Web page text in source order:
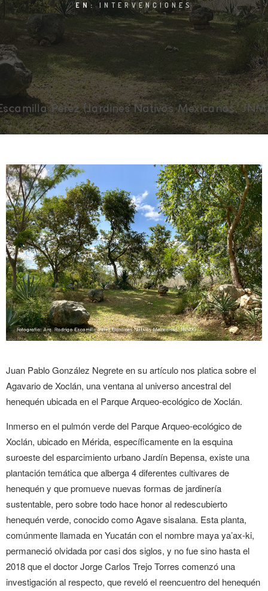
EN:INTERVENCIONES
Juan Pablo González Negrete en su artículo nos platica sobre el
Agavario de Xoclán, una ventana al universo ancestral del
henequén ubicada en el Parque Arqueo-ecológico de Xoclán.
Inmerso en el pulmón verde del Parque Arqueo-ecológico de
Xoclán, ubicado en Mérida, específicamente en la esquina
suroeste del esparcimiento urbano Jardín Bepensa, existe una
plantación temática que alberga 4 diferentes cultivares de
henequén y que promueve nuevas formas de jardinería
sustentable, pero sobre todo hace honor al redescubierto
henequén verde, conocido como Agave sisalana. Esta planta,
comúnmente llamada en Yucatán con el nombre maya ya’ax-ki,
permaneció olvidada por casi dos siglos, y no fue sino hasta el
2018 que el doctor Jorge Carlos Trejo Torres comenzó una
investigación al respecto, que reveló el reencuentro del henequén